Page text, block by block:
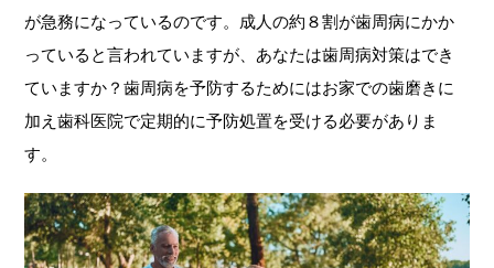
が急務になっているのです。成人の約８割が歯周病にかか
っていると言われていますが、あなたは歯周病対策はでき
ていますか？歯周病を予防するためにはお家での歯磨きに
加え歯科医院で定期的に予防処置を受ける必要がありま
す。